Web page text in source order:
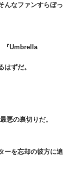
んなファンすらぼっ
『Umbrella
ずだ。
悪の裏切りだ。
ーを忘却の彼方に追